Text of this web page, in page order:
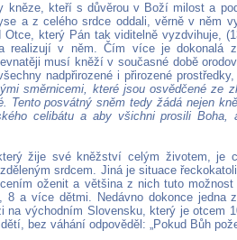
kněze, kteří s důvěrou v Boží milost a
a z celého srdce oddali, věrně v něm
který Pán tak viditelně vyzdvihuje,
realizují v něm. Čím více je dokonalá
musí kněží v současné době
nadpřirozené i přirozené
směrnicemi, které jsou osvědčené ze
Tento posvátný sněm tedy žádá nejen
celibátu a aby všichni prosili
žije své kněžství celým životem, je
srdcem. Jiná je situace
oženit a většina z nich tuto
8 a více dětmi. Nedávno dokonce jedna
na východním Slovensku, který je otcem
bez váhání odpověděl: „Pokud Bůh